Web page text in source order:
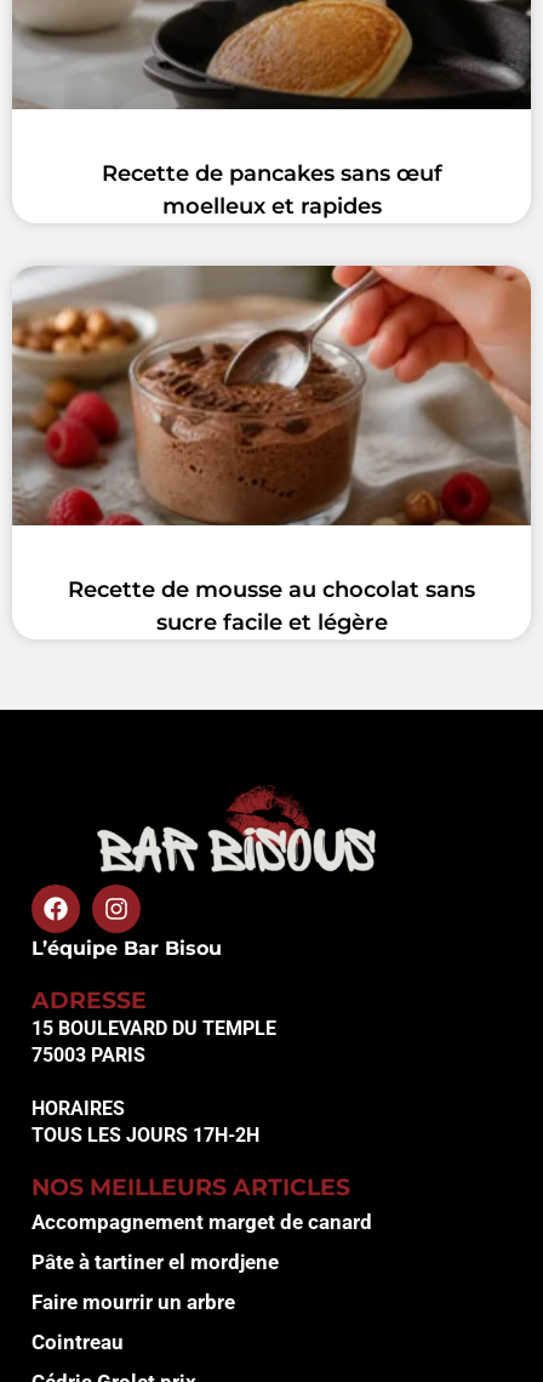
Recette de pancakes sans œuf
moelleux et rapides
Recette de mousse au chocolat sans
sucre facile et légère
L’équipe Bar Bisou
ADRESSE
15 BOULEVARD DU TEMPLE
75003 PARIS
HORAIRES
TOUS LES JOURS 17H-2H
NOS MEILLEURS ARTICLES
Accompagnement marget de canard
Pâte à tartiner el mordjene
Faire mourrir un arbre
Cointreau